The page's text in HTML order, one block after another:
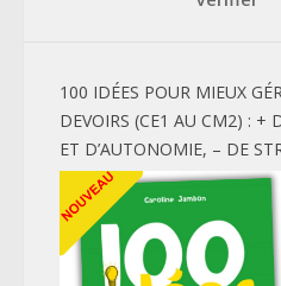
100 IDÉES POUR MIEUX
DEVOIRS (CE1 AU CM2) : +
ET D’AUTONOMIE, – DE